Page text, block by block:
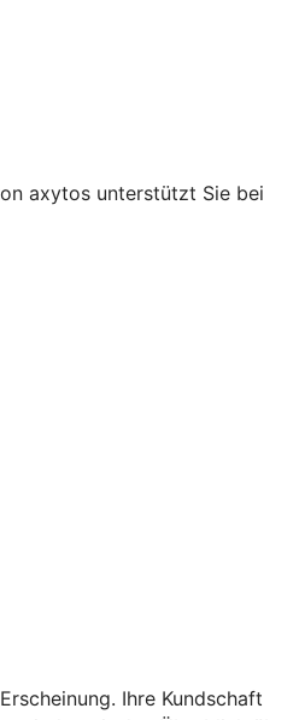
axytos unterstützt Sie bei
Ihre Kundschaft